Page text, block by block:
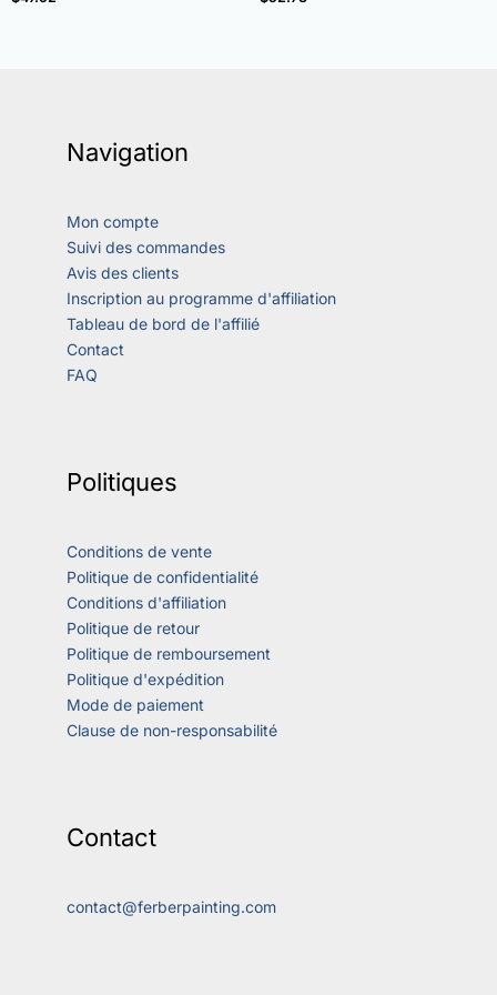
Navigation
Mon compte
Suivi des commandes
Avis des clients
Inscription au programme d'affiliation
Tableau de bord de l'affilié
Contact
FAQ
Politiques
Conditions de vente
Politique de confidentialité
Conditions d'affiliation
Politique de retour
Politique de remboursement
Politique d'expédition
Mode de paiement
Clause de non-responsabilité
Contact
contact@ferberpainting.com